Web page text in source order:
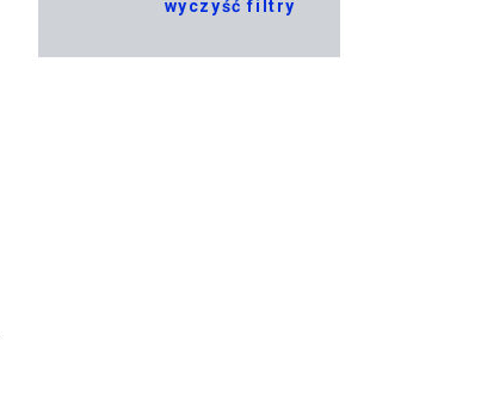
wyczyść filtry